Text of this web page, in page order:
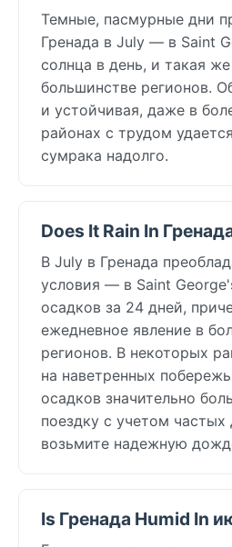
Темные, пасмурные дни
Гренада в July — в Saint
солнца в день, и такая
большинстве регионов.
и устойчивая, даже в
районах с трудом
сумрака надолго.
Does It Rain In
В July в Гренада
условия — в Saint
осадков за 24 дней,
ежедневное явление в
регионов. В некоторых
на наветренных
осадков значительно
поездку с учетом
возьмите надежную
Is Гренада Humid In